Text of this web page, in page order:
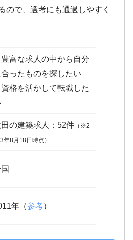
ので、選考にも通過しやすく
豊富な求人の中から自分
合ったものを探したい
資格を活かして転職した
田の建築求人：52件 （※2
年8月18日時点）
年（参考）